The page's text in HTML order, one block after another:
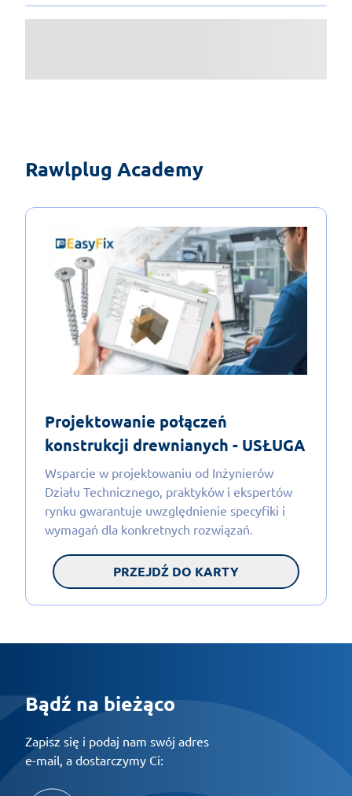
Rawlplug Academy
Projektowanie połączeń
konstrukcji drewnianych - USŁUGA
Wsparcie w projektowaniu od Inżynierów
Działu Technicznego, praktyków i ekspertów
rynku gwarantuje uwzględnienie specyfiki i
wymagań dla konkretnych rozwiązań.
PRZEJDŹ DO KARTY
Bądź na bieżąco
Zapisz się i podaj nam swój adres
e-mail, a dostarczymy Ci: